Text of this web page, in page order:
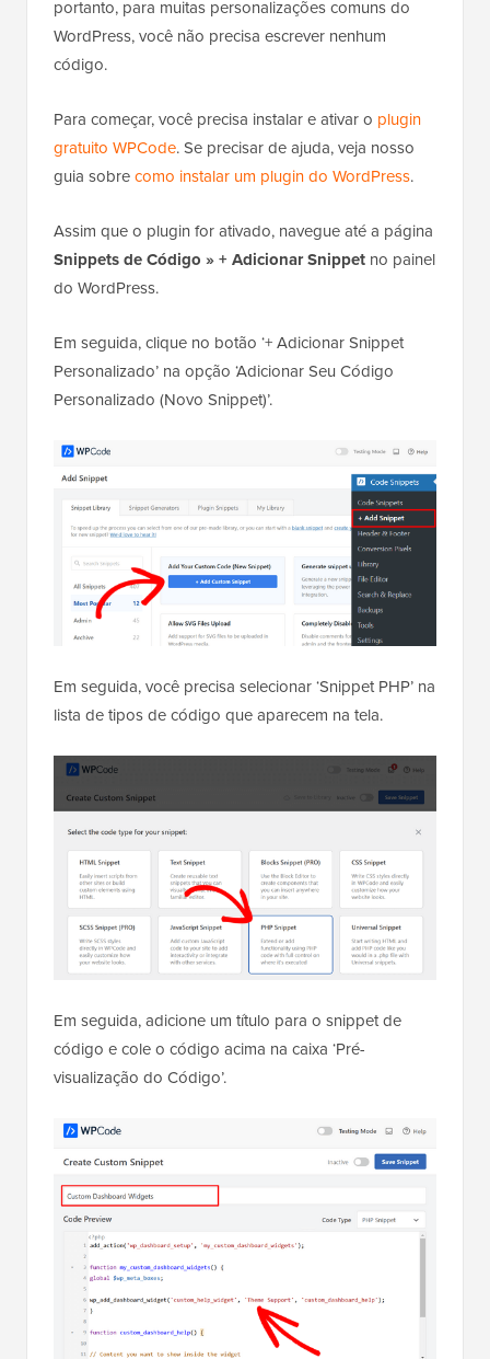
portanto, para muitas personalizações comuns do
WordPress, você não precisa escrever nenhum
código.
Para começar, você precisa instalar e ativar o plugin
gratuito WPCode. Se precisar de ajuda, veja nosso
guia sobrecomo instalar um plugin do WordPress.
Assim que o plugin for ativado, navegue até a página
Snippets de Código » + Adicionar Snippet no painel
do WordPress.
Em seguida, clique no botão ‘+ Adicionar Snippet
Personalizado’ na opção ‘Adicionar Seu Código
Personalizado (Novo Snippet)’.
Em seguida, você precisa selecionar ‘Snippet PHP’ na
lista de tipos de código que aparecem na tela.
Em seguida, adicione um título para o snippet de
código e cole o código acima na caixa ‘Pré-
visualização do Código’.